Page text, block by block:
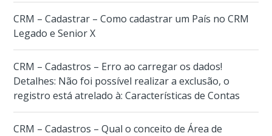
CRM – Cadastrar – Como cadastrar um País no CRM
Legado e Senior X
CRM – Cadastros – Erro ao carregar os dados!
Detalhes: Não foi possível realizar a exclusão, o
registro está atrelado à: Características de Contas
CRM – Cadastros – Qual o conceito de Área de